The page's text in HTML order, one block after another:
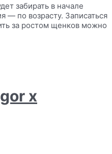
забирать в начале
— по возрасту. Записаться
за ростом щенков можно
x